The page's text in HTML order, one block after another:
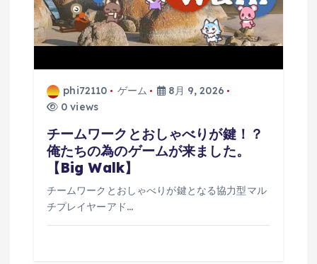
phi72110 ゲーム
8月 9, 2026
0 views
チームワークとおしゃべりが鍵！？
俺たちの為のゲームが来ました。
【Big Walk】
チームワークとおしゃべりが鍵となる協力型マル
チプレイヤーアド…